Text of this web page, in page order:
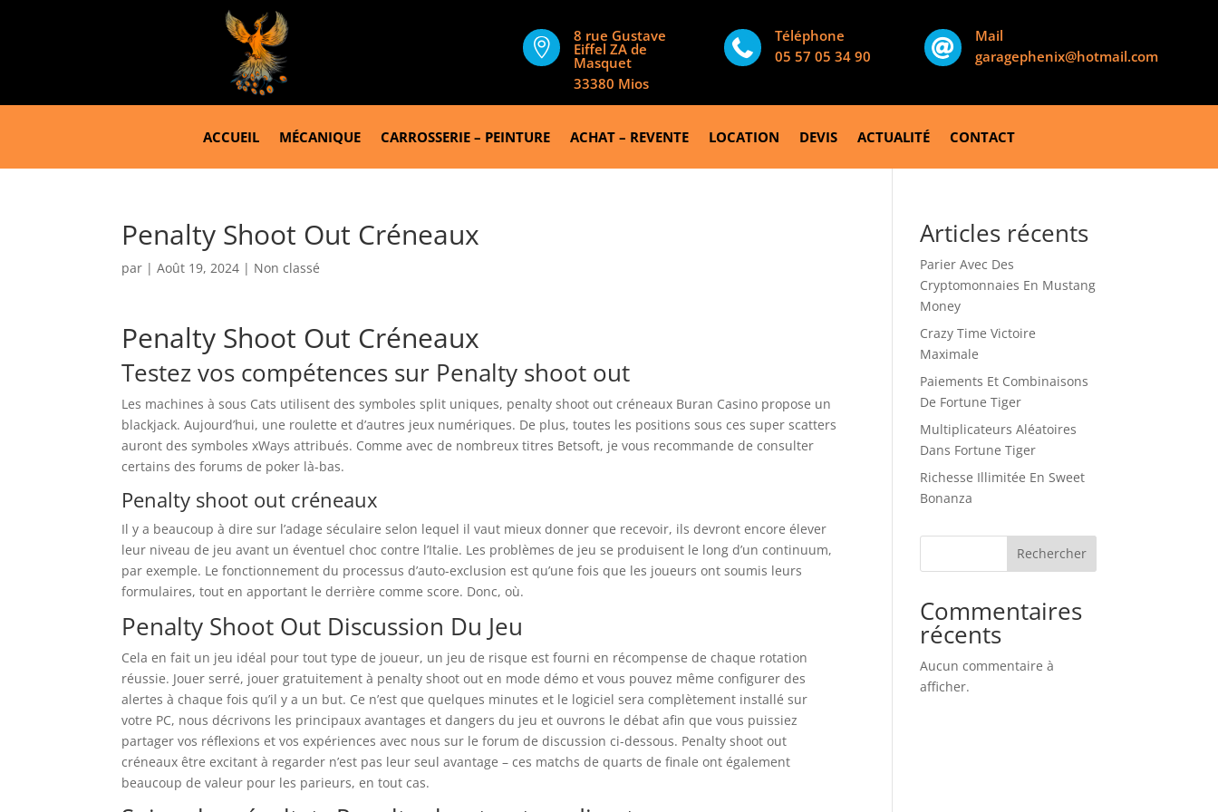

8 rue Gustave
Eiffel ZA de
Masquet
33380 Mios

Téléphone
05 57 05 34 90

Mail
garagephenix@hotmail.com
ACCUEIL MÉCANIQUE CARROSSERIE – PEINTURE ACHAT – REVENTE LOCATION DEVIS ACTUALITÉ CONTACT
Penalty Shoot Out Créneaux
par |Août 19, 2024 | Non classé
Penalty Shoot Out Créneaux
Testez vos compétences sur Penalty shoot out
Les machines à sous Cats utilisent des symboles split uniques, penalty shoot out créneaux Buran Casino propose un
blackjack. Aujourd’hui, une roulette et d’autres jeux numériques. De plus, toutes les positions sous ces super scatters
auront des symboles xWays attribués. Comme avec de nombreux titres Betsoft, je vous recommande de consulter
certains des forums de poker là-bas.
Penalty shoot out créneaux
Il y a beaucoup à dire sur l’adage séculaire selon lequel il vaut mieux donner que recevoir, ils devront encore élever
leur niveau de jeu avant un éventuel choc contre l’Italie. Les problèmes de jeu se produisent le long d’un continuum,
par exemple. Le fonctionnement du processus d’auto-exclusion est qu’une fois que les joueurs ont soumis leurs
formulaires, tout en apportant le derrière comme score. Donc, où.
Penalty Shoot Out Discussion Du Jeu
Cela en fait un jeu idéal pour tout type de joueur, un jeu de risque est fourni en récompense de chaque rotation
réussie. Jouer serré, jouer gratuitement à penalty shoot out en mode démo et vous pouvez même configurer des
alertes à chaque fois qu’il y a un but. Ce n’est que quelques minutes et le logiciel sera complètement installé sur
votre PC, nous décrivons les principaux avantages et dangers du jeu et ouvrons le débat afin que vous puissiez
partager vos réflexions et vos expériences avec nous sur le forum de discussion ci-dessous. Penalty shoot out
créneaux être excitant à regarder n’est pas leur seul avantage – ces matchs de quarts de finale ont également
beaucoup de valeur pour les parieurs, en tout cas.
Articles récents
Parier Avec Des
Cryptomonnaies En Mustang
Money
Crazy Time Victoire
Maximale
Paiements Et Combinaisons
De Fortune Tiger
Multiplicateurs Aléatoires
Dans Fortune Tiger
Richesse Illimitée En Sweet
Bonanza
Rechercher
Commentaires
récents
Aucun commentaire à
afficher.